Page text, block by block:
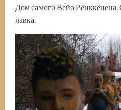
Дом самого Ве́йо Рёнккёнена.
лавка.